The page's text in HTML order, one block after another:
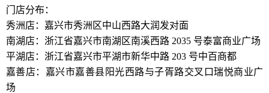
门店分布：
秀洲店：嘉兴市秀洲区中山西路大润发对面
南湖店：浙江省嘉兴市南湖区南溪西路 2035 号泰富商业广场
平湖店：浙江省嘉兴市平湖市新华中路 203 号中百商都
嘉善店：嘉兴市嘉善县阳光西路与子胥路交叉口瑞悦商业广
场